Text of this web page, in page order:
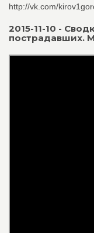
http://vk.com/
2015-11-10 -
пострадавших.